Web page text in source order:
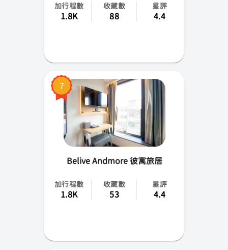
加行程數
1.8K
收藏數
88
星評
4.4
7
Belive Andmore 彼寓旅居
加行程數
1.8K
收藏數
53
星評
4.4